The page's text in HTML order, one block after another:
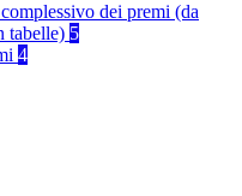
dei premi (da
tabelle) 5
4